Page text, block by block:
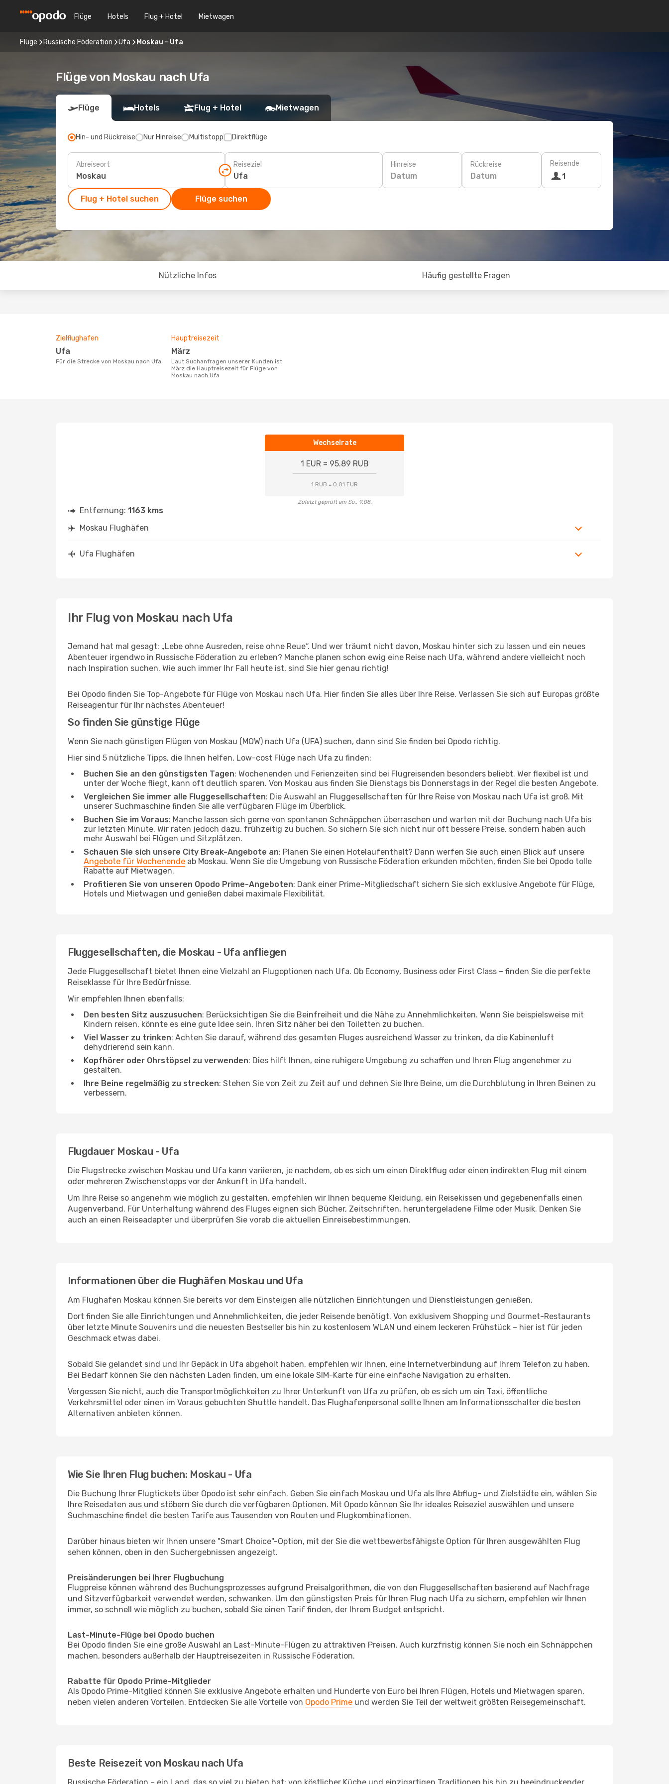
Flüge Hotels Flug + Hotel Mietwagen
Flüge Russische Föderation Ufa Moskau - Ufa
Flüge von Moskau nach Ufa
Flüge Hotels Flug + Hotel Mietwagen
Hin- und Rückreise Nur Hinreise Multistopp Direktflüge
Abreiseort Reiseziel Hinreise
Datum
Rückreise
Datum
Reisende
1
Flug + Hotel suchen Flüge suchen
Nützliche Infos Häufig gestellte Fragen
Zielflughafen
Ufa
Für die Strecke von Moskau nach Ufa
Hauptreisezeit
März
Laut Suchanfragen unserer Kunden ist
März die Hauptreisezeit für Flüge von
Moskau nach Ufa
Wechselrate
1 EUR = 95.89 RUB
1 RUB = 0.01 EUR
Zuletzt geprüft am So., 9.08.
Entfernung: 1163 kms
Moskau Flughäfen
Ufa Flughäfen
Ihr Flug von Moskau nach Ufa
Jemand hat mal gesagt: „Lebe ohne Ausreden, reise ohne Reue“. Und wer träumt nicht davon, Moskau hinter sich zu lassen und ein neues
Abenteuer irgendwo in Russische Föderation zu erleben? Manche planen schon ewig eine Reise nach Ufa, während andere vielleicht noch
nach Inspiration suchen. Wie auch immer Ihr Fall heute ist, sind Sie hier genau richtig!
Bei Opodo finden Sie Top-Angebote für Flüge von Moskau nach Ufa. Hier finden Sie alles über Ihre Reise. Verlassen Sie sich auf Europas größte
Reiseagentur für Ihr nächstes Abenteuer!
So finden Sie günstige Flüge
Wenn Sie nach günstigen Flügen von Moskau (MOW) nach Ufa (UFA) suchen, dann sind Sie finden bei Opodo richtig.
Hier sind 5 nützliche Tipps, die Ihnen helfen, Low-cost Flüge nach Ufa zu finden:
Buchen Sie an den günstigsten Tagen: Wochenenden und Ferienzeiten sind bei Flugreisenden besonders beliebt. Wer flexibel ist und
unter der Woche fliegt, kann oft deutlich sparen. Von Moskau aus finden Sie Dienstags bis Donnerstags in der Regel die besten Angebote.
Vergleichen Sie immer alle Fluggesellschaften: Die Auswahl an Fluggesellschaften für Ihre Reise von Moskau nach Ufa ist groß. Mit
unserer Suchmaschine finden Sie alle verfügbaren Flüge im Überblick.
Buchen Sie im Voraus: Manche lassen sich gerne von spontanen Schnäppchen überraschen und warten mit der Buchung nach Ufa bis
zur letzten Minute. Wir raten jedoch dazu, frühzeitig zu buchen. So sichern Sie sich nicht nur oft bessere Preise, sondern haben auch
mehr Auswahl bei Flügen und Sitzplätzen.
Schauen Sie sich unsere City Break-Angebote an: Planen Sie einen Hotelaufenthalt? Dann werfen Sie auch einen Blick auf unsere
Angebote für Wochenende ab Moskau. Wenn Sie die Umgebung von Russische Föderation erkunden möchten, finden Sie bei Opodo tolle
Rabatte auf Mietwagen.
Profitieren Sie von unseren Opodo Prime-Angeboten: Dank einer Prime-Mitgliedschaft sichern Sie sich exklusive Angebote für Flüge,
Hotels und Mietwagen und genießen dabei maximale Flexibilität.
Fluggesellschaften, die Moskau - Ufa anfliegen
Jede Fluggesellschaft bietet Ihnen eine Vielzahl an Flugoptionen nach Ufa. Ob Economy, Business oder First Class – finden Sie die perfekte
Reiseklasse für Ihre Bedürfnisse.
Wir empfehlen Ihnen ebenfalls:
Den besten Sitz auszusuchen: Berücksichtigen Sie die Beinfreiheit und die Nähe zu Annehmlichkeiten. Wenn Sie beispielsweise mit
Kindern reisen, könnte es eine gute Idee sein, Ihren Sitz näher bei den Toiletten zu buchen.
Viel Wasser zu trinken: Achten Sie darauf, während des gesamten Fluges ausreichend Wasser zu trinken, da die Kabinenluft
dehydrierend sein kann.
Kopfhörer oder Ohrstöpsel zu verwenden: Dies hilft Ihnen, eine ruhigere Umgebung zu schaffen und Ihren Flug angenehmer zu
gestalten.
Ihre Beine regelmäßig zu strecken: Stehen Sie von Zeit zu Zeit auf und dehnen Sie Ihre Beine, um die Durchblutung in Ihren Beinen zu
verbessern.
Flugdauer Moskau - Ufa
Die Flugstrecke zwischen Moskau und Ufa kann variieren, je nachdem, ob es sich um einen Direktflug oder einen indirekten Flug mit einem
oder mehreren Zwischenstopps vor der Ankunft in Ufa handelt.
Um Ihre Reise so angenehm wie möglich zu gestalten, empfehlen wir Ihnen bequeme Kleidung, ein Reisekissen und gegebenenfalls einen
Augenverband. Für Unterhaltung während des Fluges eignen sich Bücher, Zeitschriften, heruntergeladene Filme oder Musik. Denken Sie
auch an einen Reiseadapter und überprüfen Sie vorab die aktuellen Einreisebestimmungen.
Informationen über die Flughäfen Moskau und Ufa
Am Flughafen Moskau können Sie bereits vor dem Einsteigen alle nützlichen Einrichtungen und Dienstleistungen genießen.
Dort finden Sie alle Einrichtungen und Annehmlichkeiten, die jeder Reisende benötigt. Von exklusivem Shopping und Gourmet-Restaurants
über letzte Minute Souvenirs und die neuesten Bestseller bis hin zu kostenlosem WLAN und einem leckeren Frühstück – hier ist für jeden
Geschmack etwas dabei.
Sobald Sie gelandet sind und Ihr Gepäck in Ufa abgeholt haben, empfehlen wir Ihnen, eine Internetverbindung auf Ihrem Telefon zu haben.
Bei Bedarf können Sie den nächsten Laden finden, um eine lokale SIM-Karte für eine einfache Navigation zu erhalten.
Vergessen Sie nicht, auch die Transportmöglichkeiten zu Ihrer Unterkunft von Ufa zu prüfen, ob es sich um ein Taxi, öffentliche
Verkehrsmittel oder einen im Voraus gebuchten Shuttle handelt. Das Flughafenpersonal sollte Ihnen am Informationsschalter die besten
Alternativen anbieten können.
Wie Sie Ihren Flug buchen: Moskau - Ufa
Die Buchung Ihrer Flugtickets über Opodo ist sehr einfach. Geben Sie einfach Moskau und Ufa als Ihre Abflug- und Zielstädte ein, wählen Sie
Ihre Reisedaten aus und stöbern Sie durch die verfügbaren Optionen. Mit Opodo können Sie Ihr ideales Reiseziel auswählen und unsere
Suchmaschine findet die besten Tarife aus Tausenden von Routen und Flugkombinationen.
Darüber hinaus bieten wir Ihnen unsere "Smart Choice"-Option, mit der Sie die wettbewerbsfähigste Option für Ihren ausgewählten Flug
sehen können, oben in den Suchergebnissen angezeigt.
Preisänderungen bei Ihrer Flugbuchung
Flugpreise können während des Buchungsprozesses aufgrund Preisalgorithmen, die von den Fluggesellschaften basierend auf Nachfrage
und Sitzverfügbarkeit verwendet werden, schwanken. Um den günstigsten Preis für Ihren Flug nach Ufa zu sichern, empfehlen wir Ihnen
immer, so schnell wie möglich zu buchen, sobald Sie einen Tarif finden, der Ihrem Budget entspricht.
Last-Minute-Flüge bei Opodo buchen
Bei Opodo finden Sie eine große Auswahl an Last-Minute-Flügen zu attraktiven Preisen. Auch kurzfristig können Sie noch ein Schnäppchen
machen, besonders außerhalb der Hauptreisezeiten in Russische Föderation.
Rabatte für Opodo Prime-Mitglieder
Als Opodo Prime-Mitglied können Sie exklusive Angebote erhalten und Hunderte von Euro bei Ihren Flügen, Hotels und Mietwagen sparen,
neben vielen anderen Vorteilen. Entdecken Sie alle Vorteile von Opodo Prime und werden Sie Teil der weltweit größten Reisegemeinschaft.
Beste Reisezeit von Moskau nach Ufa